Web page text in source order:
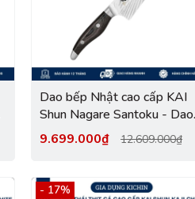
Dao bếp Nhật cao cấp KAI
Shun Nagare Santoku - Dao
thái 3 trong 1 NDC0702
(180mm)
9.699.000₫ 12.609.000₫
- 17%